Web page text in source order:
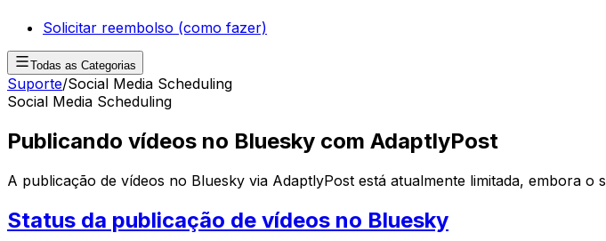
Solicitar reembolso (como fazer)
Todas as Categorias
Suporte/Social Media Scheduling
Social Media Scheduling
Publicando vídeos no Bluesky com AdaptlyPost
A publicação de vídeos no Bluesky via AdaptlyPost está atualmente limitada, embora
Status da publicação de vídeos no Bluesky